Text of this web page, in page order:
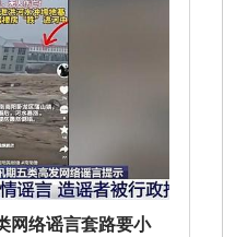
网络谣言套路要小